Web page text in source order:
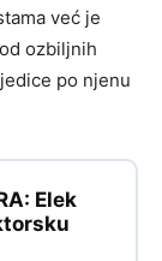
već je
ozbiljnih
po njenu
Elek